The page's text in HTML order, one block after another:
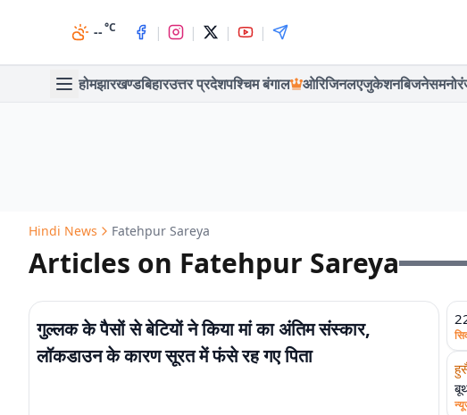
--°C | | | |
होमझारखण्डबिहारउत्तर प्रदेशपश्चिम बंगाल ओरिजिनलएजुकेशनबिजनेस
Hindi News Fatehpur Sareya
Articles on Fatehpur Sareya
गुल्लक के पैसों से बेटियों ने किया मां का अंतिम संस्कार,
लॉकडाउन के कारण सूरत में फंसे रह गए पिता